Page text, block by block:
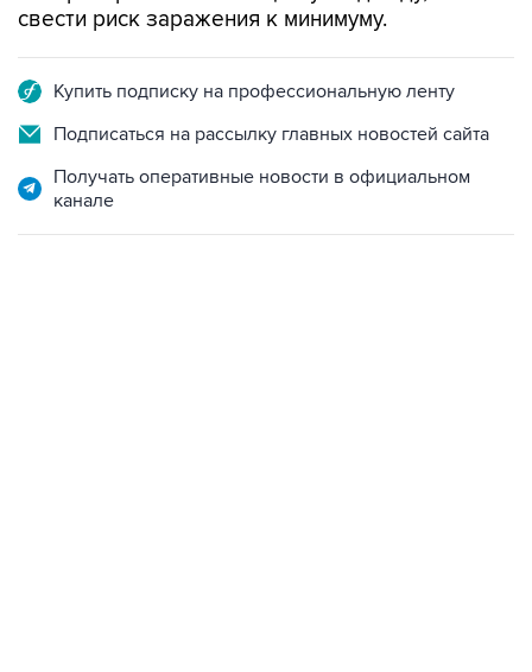
Подписаться на рассылку главных новостей сайта
Получать оперативные новости в официальном